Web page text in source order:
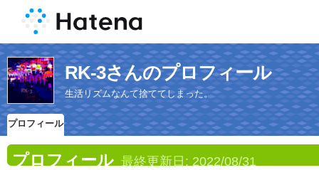
RK-3さんのプロフィール
生活リズムなんて捨ててしまった。
プロフィール
プロフィール 最終更新日: 2022/08/31